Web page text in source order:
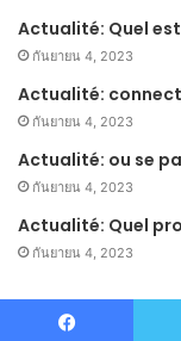
Actualité: Quel
กันยายน 4, 2023
Actualité:
กันยายน 4, 2023
Actualité: ou se
กันยายน 4, 2023
Actualité: Quel
กันยายน 4, 2023